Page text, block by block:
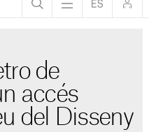
de
accés
del Disseny